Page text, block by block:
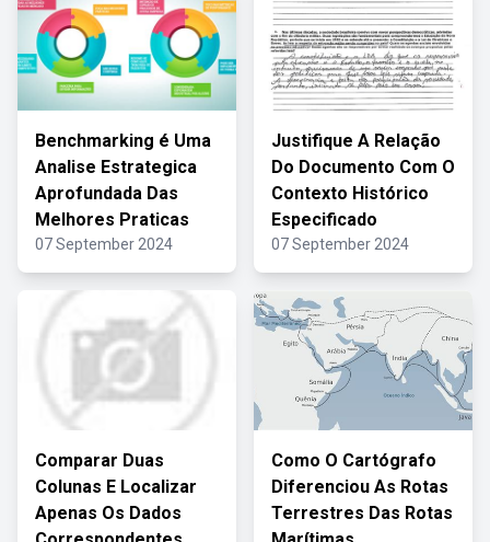
Benchmarking é Uma
Analise Estrategica
Aprofundada Das
Melhores Praticas
07 September 2024
Justifique A Relação
Do Documento Com O
Contexto Histórico
Especificado
07 September 2024
Comparar Duas
Colunas E Localizar
Apenas Os Dados
Como O Cartógrafo
Diferenciou As Rotas
Terrestres Das Rotas